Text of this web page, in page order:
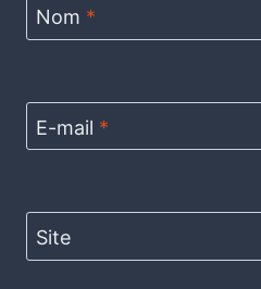
Nom *
E-mail *
Site